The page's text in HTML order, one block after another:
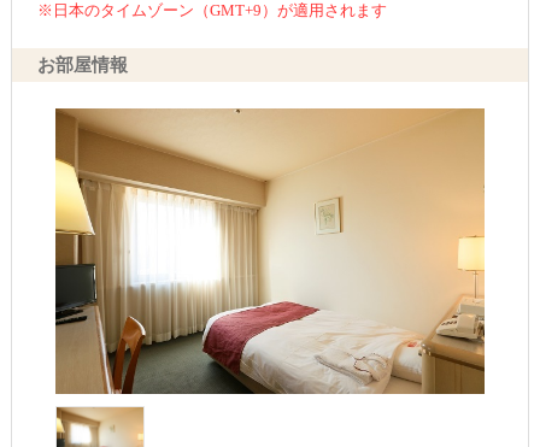
※日本のタイムゾーン（GMT+9）が適用されます
お部屋情報